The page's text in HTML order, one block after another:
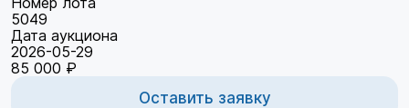
5049
Дата аукциона
2026-05-29
85 000 ₽
Оставить заявку